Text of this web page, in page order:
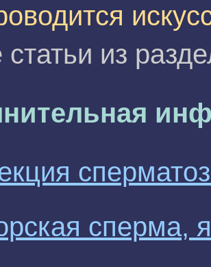
статьи из
сперма,